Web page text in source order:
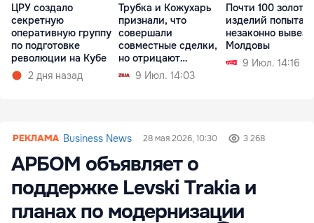
ЦРУ создало
секретную
оперативную группу
по подготовке
революции на Кубе
2 дня назад
Трубка и Кожухарь
признали, что
совершали
совместные сделки,
но отрицают
партнерство
9 Июл. 14:03
Почти 100
изделий
незаконно
Молдовы
9 Июл. 14:16
Business News 28 мая 2026, 10:30 3 268
АРБОМ объявляет о
поддержке Levski Trakia и
планах по модернизации